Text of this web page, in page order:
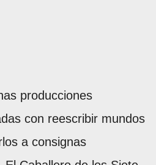
producciones
con reescribir mundos
a consignas